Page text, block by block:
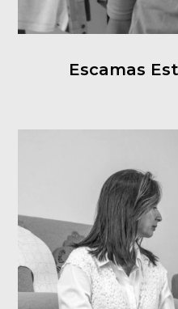
Escamas